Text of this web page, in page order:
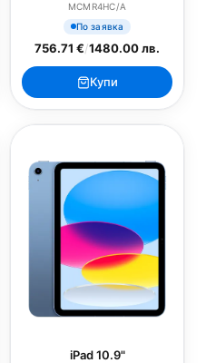
MCMR4HC/A
По заявка
756.71 €/1480.00 лв.
Купи
iPad 10.9"